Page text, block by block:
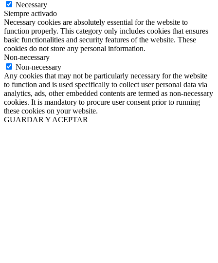
Necessary
Siempre activado
Necessary cookies are absolutely essential for the website to
function properly. This category only includes cookies that ensures
basic functionalities and security features of the website. These
cookies do not store any personal information.
Non-necessary
Non-necessary
Any cookies that may not be particularly necessary for the website
to function and is used specifically to collect user personal data via
analytics, ads, other embedded contents are termed as non-necessary
cookies. It is mandatory to procure user consent prior to running
these cookies on your website.
GUARDAR Y ACEPTAR